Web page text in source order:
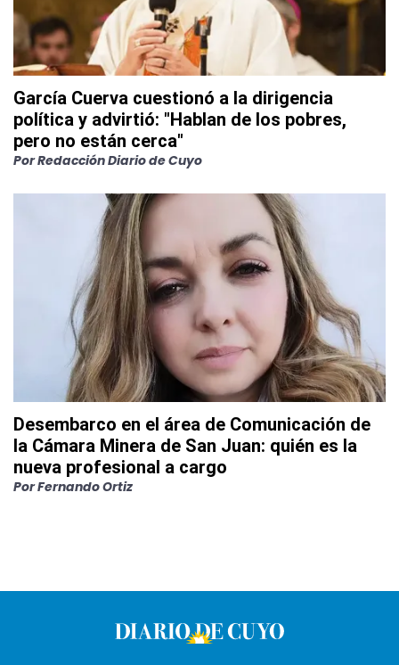
García Cuerva cuestionó a la dirigencia
política y advirtió: "Hablan de los pobres,
pero no están cerca"
PorRedacción Diario de Cuyo
Desembarco en el área de Comunicación de
la Cámara Minera de San Juan: quién es la
nueva profesional a cargo
PorFernando Ortiz